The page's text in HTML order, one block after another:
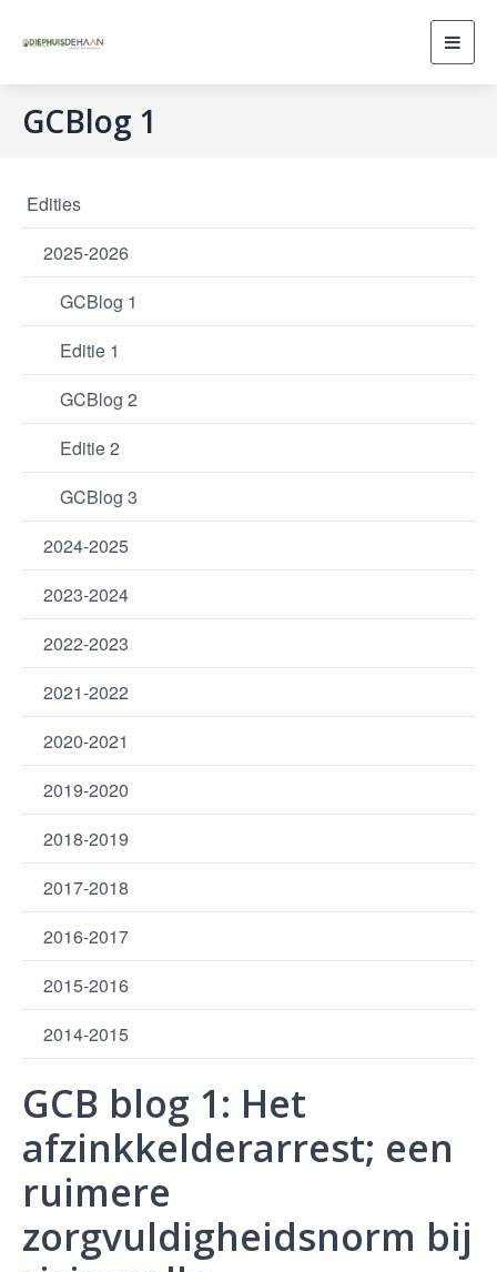
GCBlog 1
Edities
2025-2026
GCBlog 1
Editie 1
GCBlog 2
Editie 2
GCBlog 3
2024-2025
2023-2024
2022-2023
2021-2022
2020-2021
2019-2020
2018-2019
2017-2018
2016-2017
2015-2016
2014-2015
GCB blog 1: Het
afzinkkelderarrest; een
ruimere
zorgvuldigheidsnorm bij